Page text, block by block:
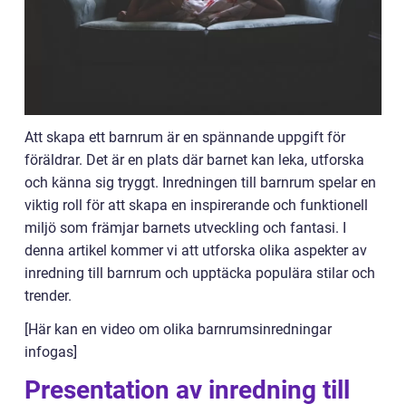
Att skapa ett barnrum är en spännande uppgift för
föräldrar. Det är en plats där barnet kan leka, utforska
och känna sig tryggt. Inredningen till barnrum spelar en
viktig roll för att skapa en inspirerande och funktionell
miljö som främjar barnets utveckling och fantasi. I
denna artikel kommer vi att utforska olika aspekter av
inredning till barnrum och upptäcka populära stilar och
trender.
[Här kan en video om olika barnrumsinredningar
infogas]
Presentation av inredning till